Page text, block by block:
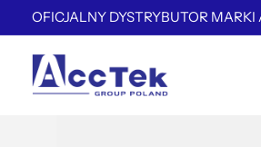
OFICJALNY DYSTRYBUTOR MARKI